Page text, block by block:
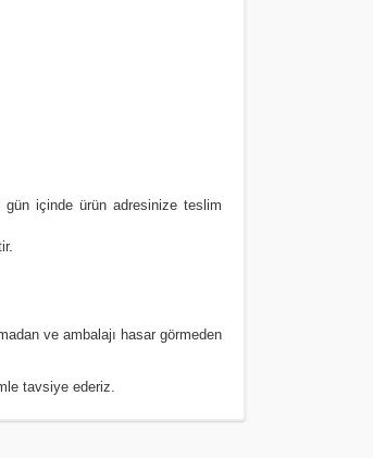
gün içinde ürün adresinize teslim
ve ambalajı hasar görmeden
tavsiye ederiz.